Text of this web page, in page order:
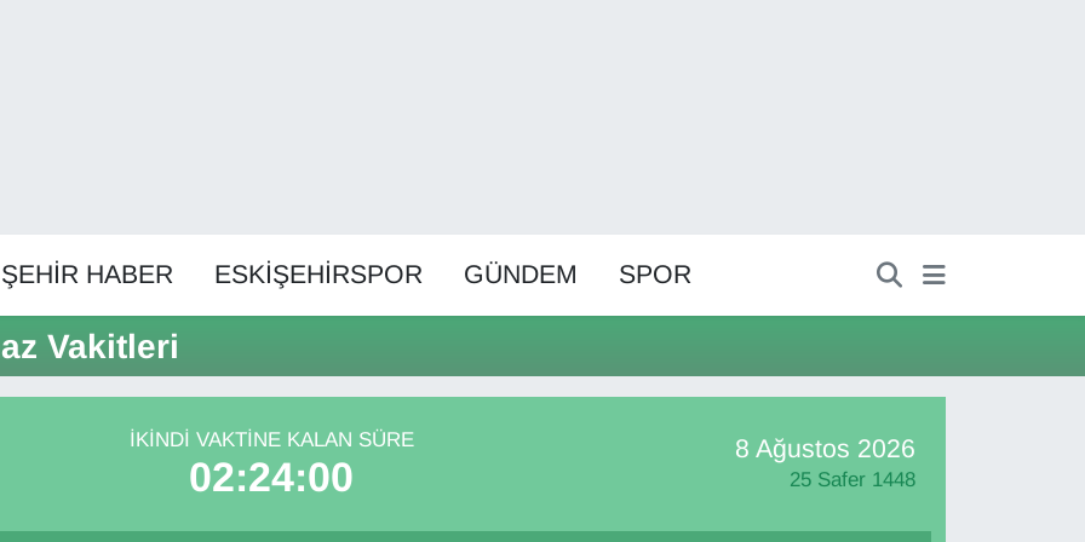
HABER ESKİŞEHİRSPOR GÜNDEM SPOR
Vakitleri
İKINDI VAKTINE KALAN SÜRE
02:24:00
8 Ağustos 2026
25 Safer 1448